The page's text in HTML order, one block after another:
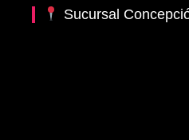
Sucursal